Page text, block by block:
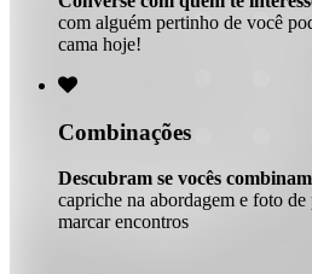
com alguém pertinho de você
cama hoje!

Combinações
Descubram se vocês combinam
capriche na abordagem e foto
marcar encontros